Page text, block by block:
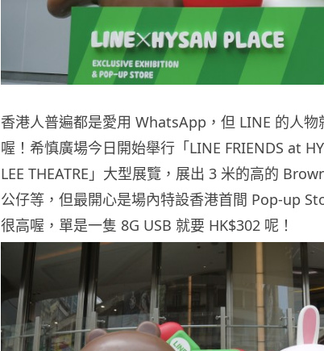
香港人普遍都是愛用 WhatsApp，但 LINE 的人物
喔！希慎廣場今日開始舉行「LINE FRIENDS at
LEE THEATRE」大型展覽，展出 3 米的高的
公仔等，但最開心是場內特設香港首間 Pop-up
很高喔，單是一隻 8G USB 就要 HK$302 呢！